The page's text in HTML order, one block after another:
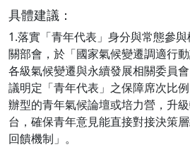
具體建議：
1.落實「青年代表」身分與常態參
關部會，於「國家氣候變遷調適行
各級氣候變遷與永續發展相關委員
議明定「青年代表」之保障席次比
辦型的青年氣候論壇或培力營，升
台，確保青年意見能直接對接決策
回饋機制」。